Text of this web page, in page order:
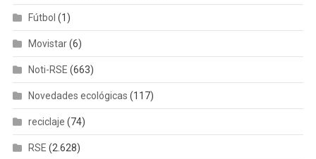
Fútbol (1)
Movistar(6)
Noti-RSE (663)
Novedades ecológicas (117)
reciclaje (74)
RSE (2.628)